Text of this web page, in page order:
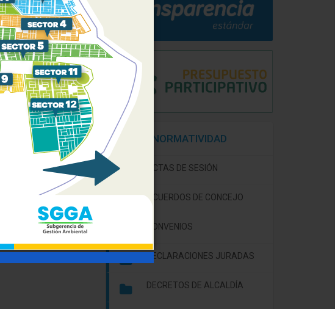
NORMATIVIDAD
ACTAS DE SESIÓN
ACUERDOS DE CONCEJO
CONVENIOS
DECLARACIONES JURADAS
DECRETOS DE ALCALDÍA